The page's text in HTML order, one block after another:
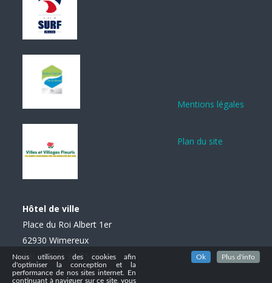
Hôtel de ville
Place du Roi Albert 1er
62930 Wimereux
Tél. : 03 21 99 85 85
Mentions légales
Plan du site
Nous utilisons des cookies afin
d'optimiser la conception et la
performance de nos sites internet. En
continuant à naviguer sur ce site, vous
Ok Plus d'info